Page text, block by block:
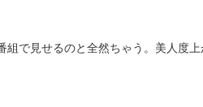
組で見せるのと全然ちゃう。美人度